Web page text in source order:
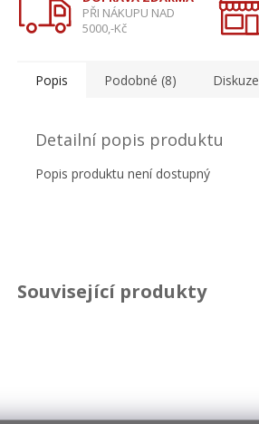
PŘI NÁKUPU NAD
5000,-Kč
Popis Podobné (8) Diskuze
Detailní popis produktu
Popis produktu není dostupný
Související produkty